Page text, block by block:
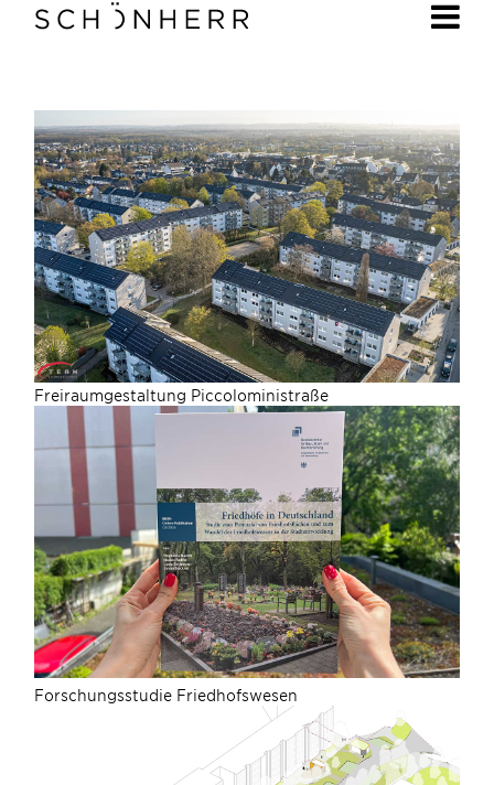
Freiraumgestaltung Piccoloministraße
Forschungsstudie Friedhofswesen